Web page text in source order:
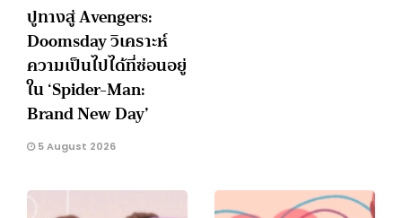
ปูทางสู่ Avengers:
Doomsday วิเคราะห์
ความเป็นไปได้ที่ซ่อนอยู่
ใน ‘Spider-Man:
Brand New Day’
5 August 2026